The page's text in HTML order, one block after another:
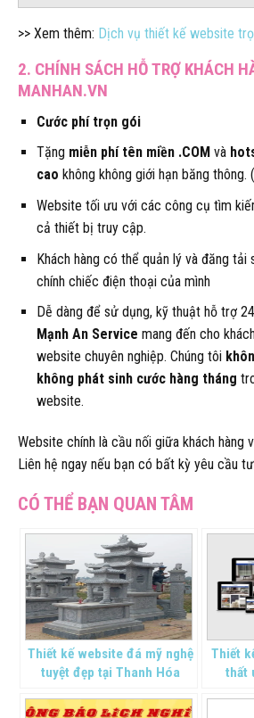
>> Xem thêm: Dịch vụ thiết kế website
2. CHÍNH SÁCH HỖ TRỢ KHÁCH
MANHAN.VN
Cước phí trọn gói
Tặng miễn phí tên miền .COM và
cao không không giới hạn băng thông. (
Website tối ưu với các công cụ tìm
cả thiết bị truy cập.
Khách hàng có thể quản lý và đăng tải
chính chiếc điện thoại của mình
Dễ dàng để sử dụng, kỹ thuật hỗ trợ
Mạnh An Service mang đến cho
website chuyên nghiệp. Chúng tôi
không phát sinh cước hàng tháng
website.
Website chính là cầu nối giữa khách hàng
Liên hệ ngay nếu bạn có bất kỳ yêu cầu
Thiết kế website đá mỹ nghệ
tuyệt đẹp tại Thanh Hóa
Thiết
thất